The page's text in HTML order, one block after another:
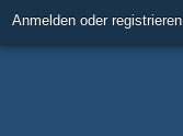
Anmelden oder registrieren